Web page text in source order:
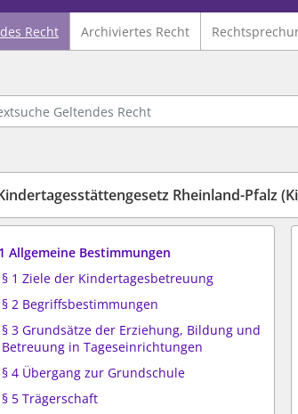
Recht Archiviertes Recht
Geltendes Recht
Rheinland-Pfalz
Allgemeine Bestimmungen
§ 1 Ziele der Kindertagesbetreuung
§ 2 Begriffsbestimmungen
§ 3 Grundsätze der Erziehung, Bildung und
Betreuung in Tageseinrichtungen
§ 4 Übergang zur Grundschule
§ 5 Trägerschaft